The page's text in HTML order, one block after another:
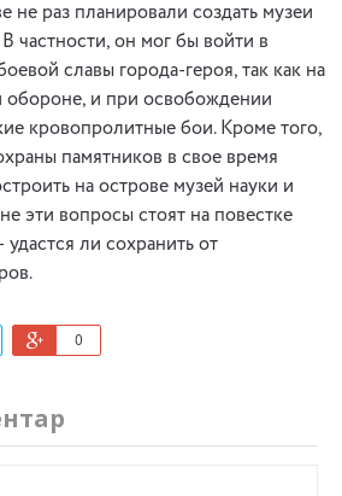
не раз планировали создать музеи
частности, он мог бы войти в
славы города-героя, так как на
обороне, и при освобождении
кровопролитные бои. Кроме того,
памятников в свое время
на острове музей науки и
эти вопросы стоят на повестке
ли сохранить от
0